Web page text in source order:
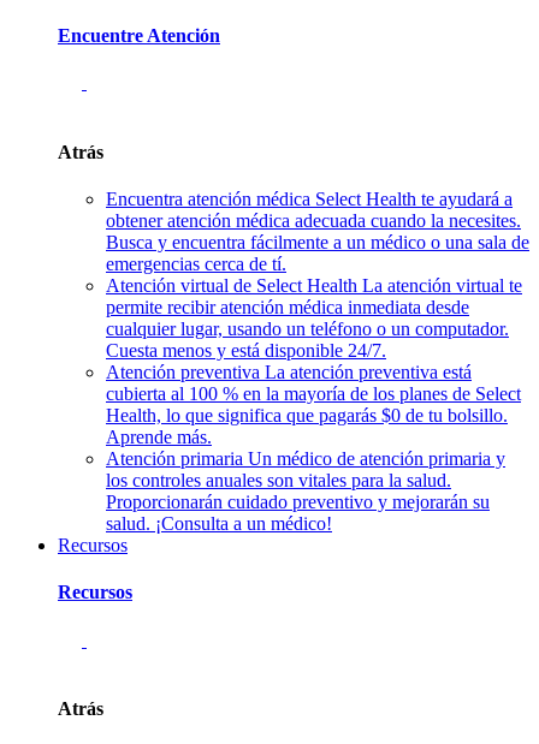
Encuentre Atención
Atrás
Encuentra atención médica Select Health te ayudará a
obtener atención médica adecuada cuando la necesites.
Busca y encuentra fácilmente a un médico o una sala de
emergencias cerca de tí.
Atención virtual de Select Health La atención virtual te
permite recibir atención médica inmediata desde
cualquier lugar, usando un teléfono o un computador.
Cuesta menos y está disponible 24/7.
Atención preventiva La atención preventiva está
cubierta al 100 % en la mayoría de los planes de Select
Health, lo que significa que pagarás $0 de tu bolsillo.
Aprende más.
Atención primaria Un médico de atención primaria y
los controles anuales son vitales para la salud.
Proporcionarán cuidado preventivo y mejorarán su
salud. ¡Consulta a un médico!
Recursos
Recursos
Atrás